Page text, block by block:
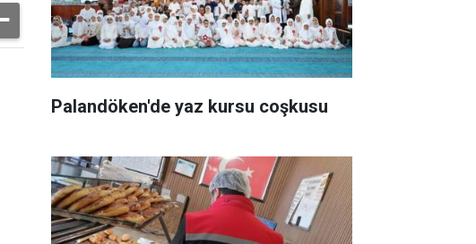
Palandöken'de yaz kursu coşkusu